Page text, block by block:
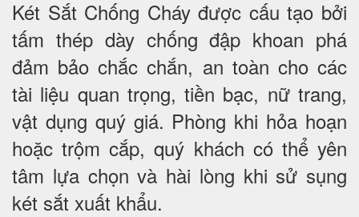
Két Sắt Chống Cháy được cấu tạo bởi
tấm thép dày chống đập khoan phá
đảm bảo chắc chắn, an toàn cho các
tài liệu quan trọng, tiền bạc, nữ trang,
vật dụng quý giá. Phòng khi hỏa hoạn
hoặc trộm cắp, quý khách có thể yên
tâm lựa chọn và hài lòng khi sử sụng
két sắt xuất khẩu.